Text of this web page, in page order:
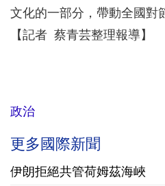
文化的一部分，帶動全國對
【記者 蔡青芸整理報導】
政治
更多國際新聞
伊朗拒絕共管荷姆茲海峽